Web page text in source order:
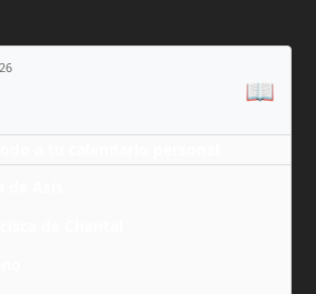
📖
a tu calendario personal